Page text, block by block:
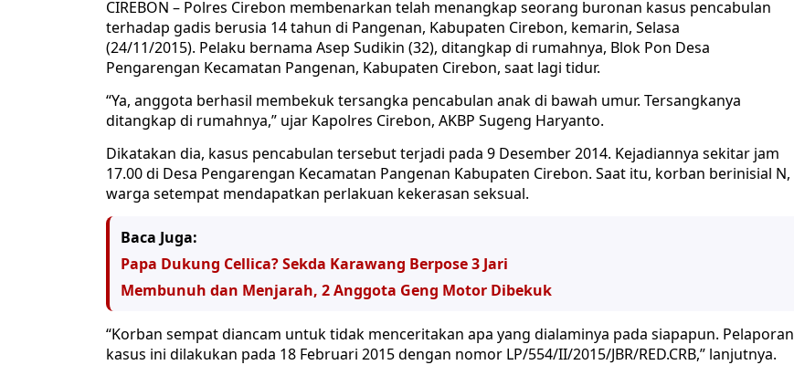
CIREBON – Polres Cirebon membenarkan telah menangkap seorang buronan kasus pencabulan
terhadap gadis berusia 14 tahun di Pangenan, Kabupaten Cirebon, kemarin, Selasa
(24/11/2015). Pelaku bernama Asep Sudikin (32), ditangkap di rumahnya, Blok Pon Desa
Pengarengan Kecamatan Pangenan, Kabupaten Cirebon, saat lagi tidur.
“Ya, anggota berhasil membekuk tersangka pencabulan anak di bawah umur. Tersangkanya
ditangkap di rumahnya,” ujar Kapolres Cirebon, AKBP Sugeng Haryanto.
Dikatakan dia, kasus pencabulan tersebut terjadi pada 9 Desember 2014. Kejadiannya sekitar jam
17.00 di Desa Pengarengan Kecamatan Pangenan Kabupaten Cirebon. Saat itu, korban berinisial N,
warga setempat mendapatkan perlakuan kekerasan seksual.
Baca Juga:
Papa Dukung Cellica? Sekda Karawang Berpose 3 Jari
Membunuh dan Menjarah, 2 Anggota Geng Motor Dibekuk
“Korban sempat diancam untuk tidak menceritakan apa yang dialaminya pada siapapun. Pelaporan
kasus ini dilakukan pada 18 Februari 2015 dengan nomor LP/554/II/2015/JBR/RED.CRB,” lanjutnya.